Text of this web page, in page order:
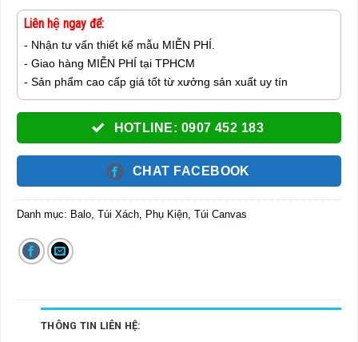
Liên hệ ngay để:
- Nhận tư vấn thiết kế mẫu MIỄN PHÍ.
- Giao hàng MIỄN PHÍ tại TPHCM
- Sản phẩm cao cấp giá tốt từ xưởng sản xuất uy tín
HOTLINE: 0907 452 183
CHAT FACEBOOK
Danh mục: Balo, Túi Xách, Phụ Kiện Túi Canvas
THÔNG TIN LIÊN HỆ: